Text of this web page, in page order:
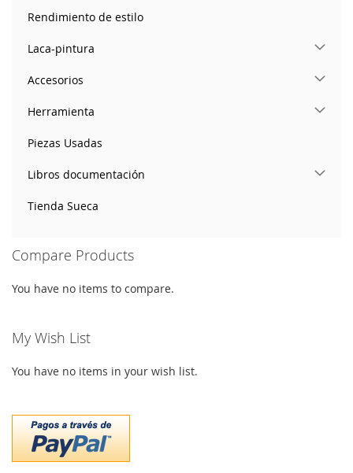
Rendimiento de estilo
Laca-pintura
Accesorios
Herramienta
Piezas Usadas
Libros documentación
Tienda Sueca
Compare Products
You have no items to compare.
My Wish List
You have no items in your wish list.